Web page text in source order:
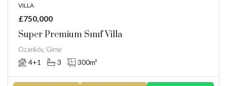
VILLA
£750,000
Super Premium Sınıf Villa
Ozanköy, Girne
4+1 3 300m²